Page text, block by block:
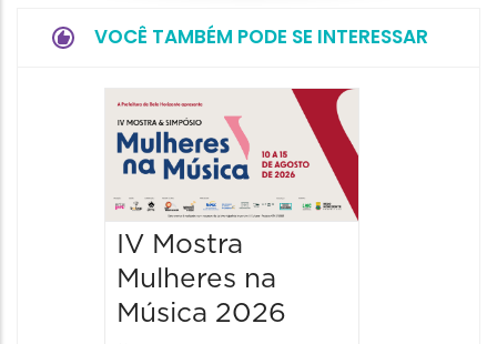
VOCÊ TAMBÉM PODE SE INTERESSAR
IV Mostra
Mulheres na
Música 2026